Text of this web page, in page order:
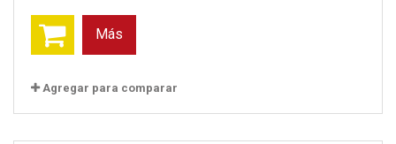
Más
Agregar para comparar